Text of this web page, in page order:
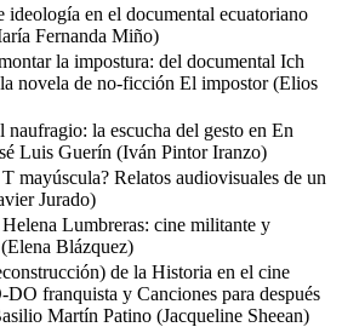
ideología en el documental ecuatoriano
Fernanda Miño)
la impostura: del documental Ich
novela de no-ficción El impostor (Elios
naufragio: la escucha del gesto en En
Luis Guerín (Iván Pintor Iranzo)
mayúscula? Relatos audiovisuales de un
Jurado)
Lumbreras: cine militante y
Blázquez)
de la Historia en el cine
franquista y Canciones para después
Martín Patino (Jacqueline Sheean)